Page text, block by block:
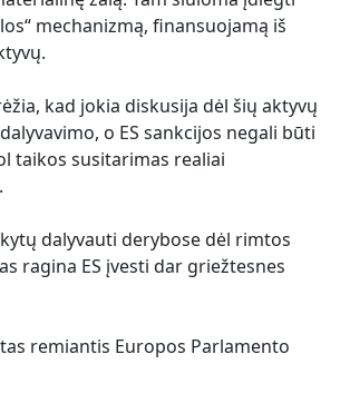
mechanizmą, finansuojamą iš
kad jokia diskusija dėl šių aktyvų
o ES sankcijos negali būti
taikos susitarimas realiai
dalyvauti derybose dėl rimtos
ragina ES įvesti dar griežtesnes
remiantis Europos Parlamento